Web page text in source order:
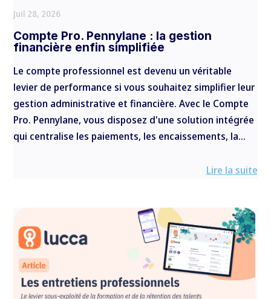
Compte Pro. Pennylane : la gestion
financière enfin simplifiée
Juil 28, 2026
Le compte professionnel est devenu un véritable
levier de performance si vous souhaitez simplifier leur
gestion administrative et financière. Avec le Compte
Pro. Pennylane, vous disposez d'une solution intégrée
qui centralise les paiements, les encaissements, la...
Lire la suite